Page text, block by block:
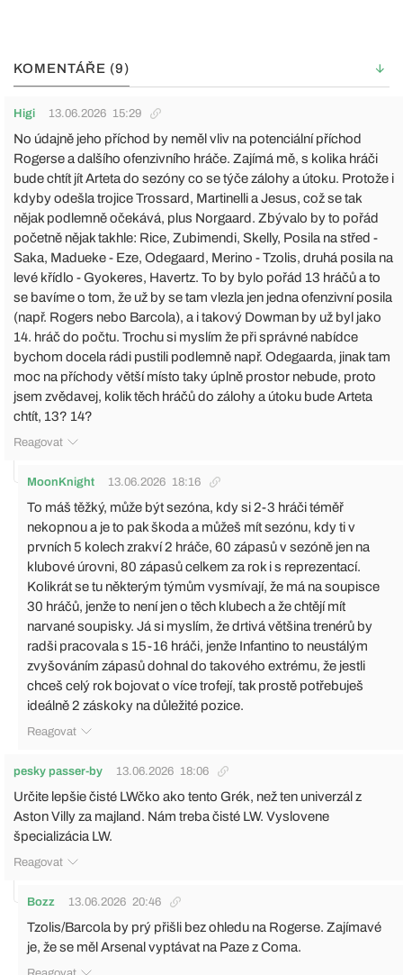
KOMENTÁŘE (9)
Higi 13.06.2026 15:29
No údajně jeho příchod by neměl vliv na potenciální příchod
Rogerse a dalšího ofenzivního hráče. Zajímá mě, s kolika hráči
bude chtít jít Arteta do sezóny co se týče zálohy a útoku. Protože i
kdyby odešla trojice Trossard, Martinelli a Jesus, což se tak
nějak podlemně očekává, plus Norgaard. Zbývalo by to pořád
početně nějak takhle: Rice, Zubimendi, Skelly, Posila na střed -
Saka, Madueke - Eze, Odegaard, Merino - Tzolis, druhá posila na
levé křídlo - Gyokeres, Havertz. To by bylo pořád 13 hráčů a to
se bavíme o tom, že už by se tam vlezla jen jedna ofenzivní posila
(např. Rogers nebo Barcola), a i takový Dowman by už byl jako
14. hráč do počtu. Trochu si myslím že při správné nabídce
bychom docela rádi pustili podlemně např. Odegaarda, jinak tam
moc na příchody větší místo taky úplně prostor nebude, proto
jsem zvědavej, kolik těch hráčů do zálohy a útoku bude Arteta
chtít, 13? 14?
Reagovat
MoonKnight 13.06.2026 18:16
To máš těžký, může být sezóna, kdy si 2-3 hráči téměř
nekopnou a je to pak škoda a můžeš mít sezónu, kdy ti v
prvních 5 kolech zrakví 2 hráče, 60 zápasů v sezóně jen na
klubové úrovni, 80 zápasů celkem za rok i s reprezentací.
Kolikrát se tu některým týmům vysmívají, že má na soupisce
30 hráčů, jenže to není jen o těch klubech a že chtějí mít
narvané soupisky. Já si myslím, že drtivá většina trenérů by
radši pracovala s 15-16 hráči, jenže Infantino to neustálým
zvyšováním zápasů dohnal do takového extrému, že jestli
chceš celý rok bojovat o více trofejí, tak prostě potřebuješ
ideálně 2 záskoky na důležité pozice.
Reagovat
pesky passer-by 13.06.2026 18:06
Určite lepšie čisté LWčko ako tento Grék, než ten univerzál z
Aston Villy za majland. Nám treba čisté LW. Vyslovene
špecializácia LW.
Reagovat
Bozz 13.06.2026 20:46
Tzolis/Barcola by prý přišli bez ohledu na Rogerse. Zajímavé
je, že se měl Arsenal vyptávat na Paze z Coma.